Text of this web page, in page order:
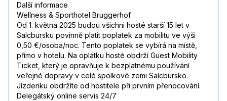
Další informace
Wellness & Sporthotel Bruggerhof
Od 1. května 2025 budou všichni hosté starší 15 let v
Salcbursku povinně platit poplatek za mobilitu ve výši
0,50 €/osoba/noc. Tento poplatek se vybírá na místě,
přímo v hotelu. Na oplátku hosté obdrží Guest Mobility
Ticket, který je opravňuje k bezplatnému používání
veřejné dopravy v celé spolkové zemi Salcbursko.
Jízdenku obdržíte od hostitele při prvním přenocování.
Delegátský online servis 24/7